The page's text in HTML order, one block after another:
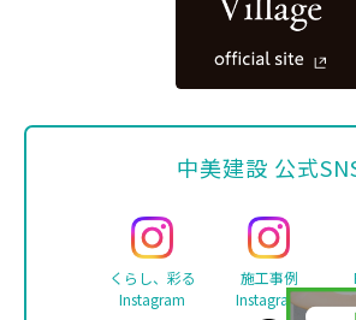
中美建設 公式
くらし、彩る
Instagram
施工事例
Instagram